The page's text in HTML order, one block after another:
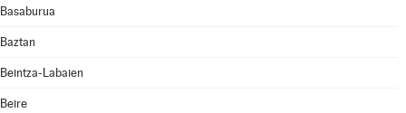
Basaburua
Baztan
Beintza-Labaien
Beire